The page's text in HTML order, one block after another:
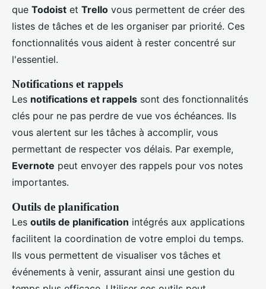
que Todoist et Trello vous permettent de créer des
listes de tâches et de les organiser par priorité. Ces
fonctionnalités vous aident à rester concentré sur
l'essentiel.
Notifications et rappels
Les notifications et rappels sont des fonctionnalités
clés pour ne pas perdre de vue vos échéances. Ils
vous alertent sur les tâches à accomplir, vous
permettant de respecter vos délais. Par exemple,
Evernote peut envoyer des rappels pour vos notes
importantes.
Outils de planification
Les outils de planification intégrés aux applications
facilitent la coordination de votre emploi du temps.
Ils vous permettent de visualiser vos tâches et
événements à venir, assurant ainsi une gestion du